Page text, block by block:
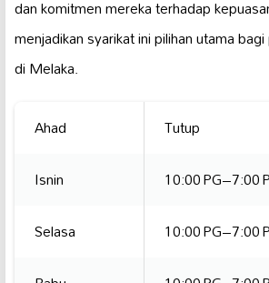
dan komitmen mereka terhadap
menjadikan syarikat ini pilihan utama
di Melaka.
Ahad
Tutup
Isnin
10:00 PG–7:00
Selasa
10:00 PG–7:00